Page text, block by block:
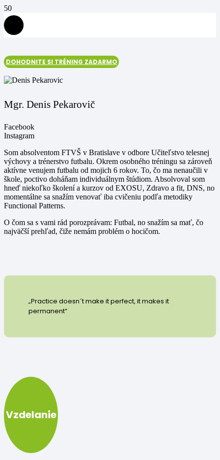
DOHODNITE SI TRÉNING ZADARMO
Mgr. Denis Pekarovič
Facebook
Instagram
Som absolventom FTVŠ v Bratislave v odbore Učiteľstvo telesnej
výchovy a trénerstvo futbalu. Okrem osobného tréningu sa zároveň
aktívne venujem futbalu od mojich 6 rokov. To, čo ma nenaučili v
škole, poctivo doháňam individuálnym štúdiom. Absolvoval som
hneď niekoľko školení a kurzov od EXOSU, Zdravo a fit, DNS, no
momentálne sa snažím venovať iba cvičeniu podľa metodiky
Functional Patterns.
O čom sa s vami rád porozprávam: Futbal, no snažím sa mať, čo
najväčší prehľad, čiže nemám problém o hocičom.
„Practice doesn´t make it perfect, it makes it
permanent“
Vzdelanie